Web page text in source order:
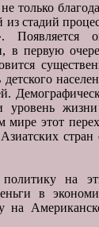
только
стадий
Появляется
в первую
и уровень
этот
стран
на
в
на